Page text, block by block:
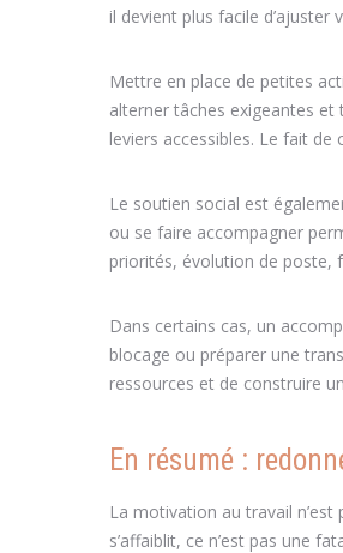
il devient plus facile d’ajuster
Mettre en place de petites
alterner tâches exigeantes
leviers accessibles. Le fait
Le soutien social est
ou se faire accompagner
priorités, évolution de poste,
Dans certains cas, un
blocage ou préparer une
ressources et de construire
En résumé :
La motivation au travail
s’affaiblit, ce n’est pas une